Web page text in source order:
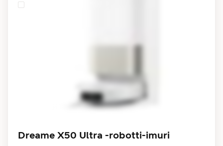
Dreame X50 Ultra -robotti-imuri